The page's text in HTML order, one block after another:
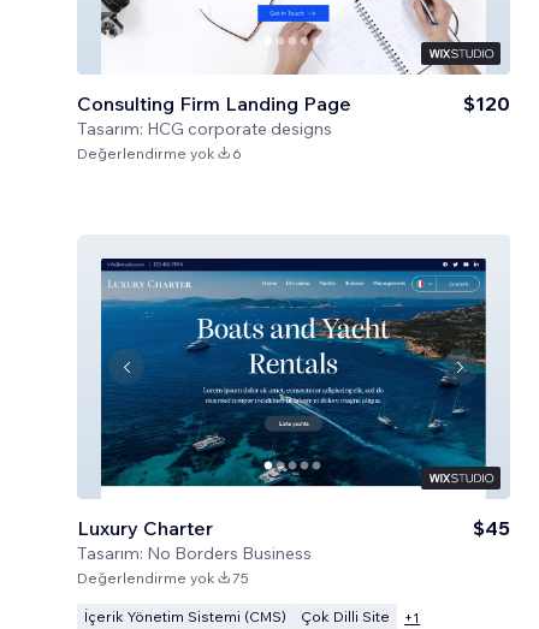
Consulting Firm Landing Page
Tasarım: HCG corporate designs
$120
Değerlendirme yok 6
Luxury Charter
Tasarım: No Borders Business
$45
Değerlendirme yok 75
İçerik Yönetim Sistemi (CMS) Çok Dilli Site +1